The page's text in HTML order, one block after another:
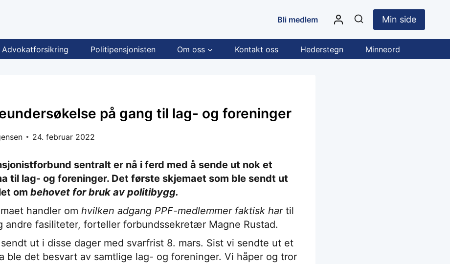
Bli medlem Min side
Advokatforsikring Politipensjonisten Om oss Kontakt oss Hederstegn Minneord
på gang til lag- og foreninger
24. februar 2022
sentralt er nå i ferd med å sende ut nok et
til lag- og foreninger. Det første skjemaet som ble sendt ut
om behovet for bruk av politibygg.
handler om hvilken adgang PPF-medlemmer faktisk hartil
andre fasiliteter, forteller forbundssekretær Magne Rustad.
ut i disse dager med svarfrist 8. mars. Sist vi sendte ut et
ble det besvart av samtlige lag- og foreninger. Vi håper og tror